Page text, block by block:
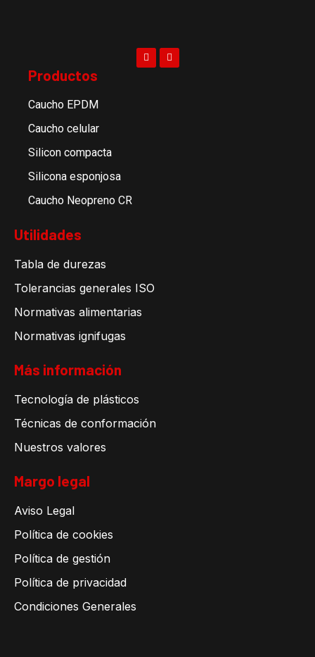
Productos
Caucho EPDM
Caucho celular
Silicon compacta
Silicona esponjosa
Caucho Neopreno CR
Utilidades
Tabla de durezas
Tolerancias generales ISO
Normativas alimentarias
Normativas ignifugas
Más información
Tecnología de plásticos
Técnicas de conformación
Nuestros valores
Margo legal
Aviso Legal
Política de cookies
Política de gestión
Política de privacidad
Condiciones Generales